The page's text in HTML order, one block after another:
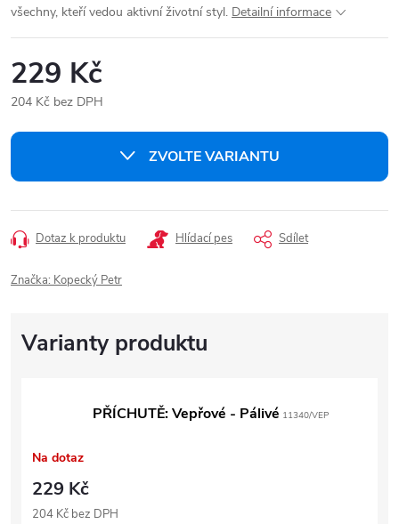
všechny, kteří vedou aktivní životní styl. Detailní informace
229 Kč
204 Kč bez DPH
cena:
ZVOLTE VARIANTU
Dotaz k produktu Hlídací pes Sdílet
Značka: Kopecký Petr
PŘÍCHUTĚ: Vepřové - Pálivé 11340/VEP
Na dotaz
229 Kč
204 Kč bez DPH